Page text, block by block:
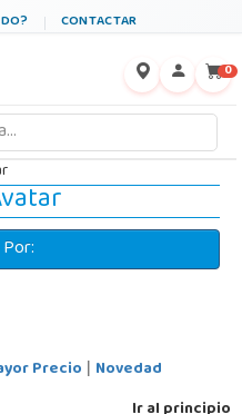
CONTACTAR
0
Precio | Novedad